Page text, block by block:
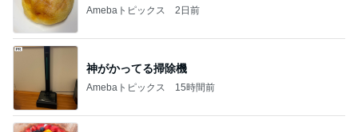
Amebaトピックス 2日前
神がかってる掃除機
Amebaトピックス 15時間前